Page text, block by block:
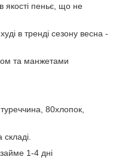
якості пеньє, що не
в тренді сезону весна -
та манжетами
80хлопок,
1-4 дні